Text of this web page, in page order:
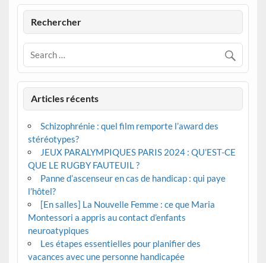
Rechercher
Articles récents
Schizophrénie : quel film remporte l’award des
stéréotypes?
JEUX PARALYMPIQUES PARIS 2024 : QU’EST-CE
QUE LE RUGBY FAUTEUIL ?
Panne d’ascenseur en cas de handicap : qui paye
l’hôtel?
[En salles] La Nouvelle Femme : ce que Maria
Montessori a appris au contact d’enfants
neuroatypiques
Les étapes essentielles pour planifier des
vacances avec une personne handicapée